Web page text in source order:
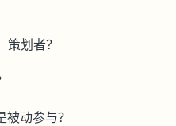
划者？
动参与？